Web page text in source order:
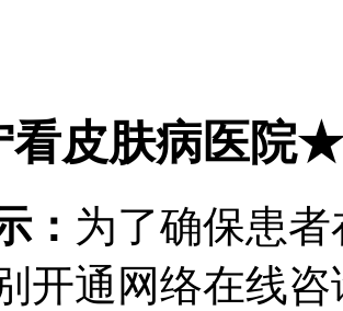
皮肤病医院★
： 为了确保患
开通网络在线